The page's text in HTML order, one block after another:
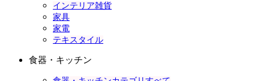
インテリア雑貨
家具
家電
テキスタイル
食器・キッチン